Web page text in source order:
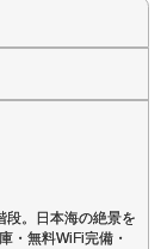
段。日本海の絶景を
・無料WiFi完備・